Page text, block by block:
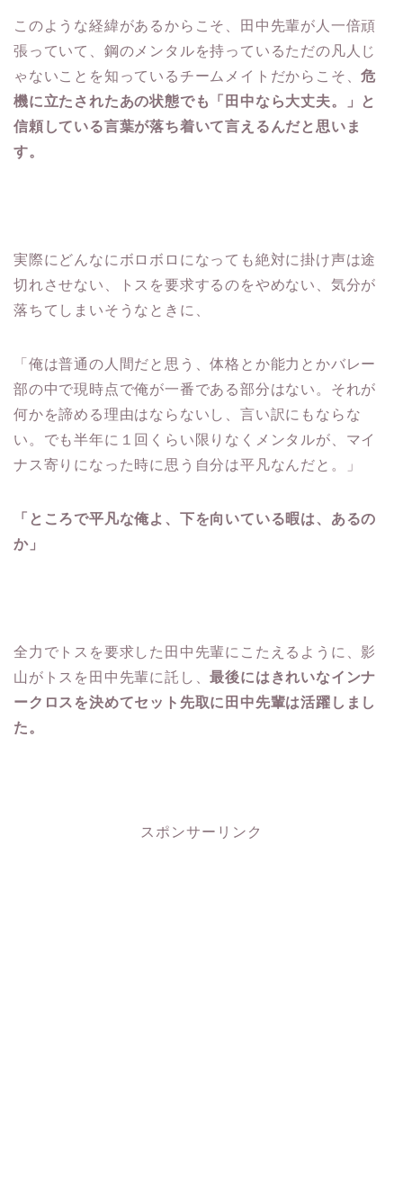
このような経緯があるからこそ、田中先輩が人一倍頑
張っていて、鋼のメンタルを持っているただの凡人じ
ゃないことを知っているチームメイトだからこそ、危
機に立たされたあの状態でも「田中なら大丈夫。」と
信頼している言葉が落ち着いて言えるんだと思いま
す。
実際にどんなにボロボロになっても絶対に掛け声は途
切れさせない、トスを要求するのをやめない、気分が
落ちてしまいそうなときに、
「俺は普通の人間だと思う、体格とか能力とかバレー
部の中で現時点で俺が一番である部分はない。それが
何かを諦める理由はならないし、言い訳にもならな
い。でも半年に１回くらい限りなくメンタルが、マイ
ナス寄りになった時に思う自分は平凡なんだと。」
「ところで平凡な俺よ、下を向いている暇は、あるの
か」
全力でトスを要求した田中先輩にこたえるように、影
山がトスを田中先輩に託し、最後にはきれいなインナ
ークロスを決めてセット先取に田中先輩は活躍しまし
た。
スポンサーリンク